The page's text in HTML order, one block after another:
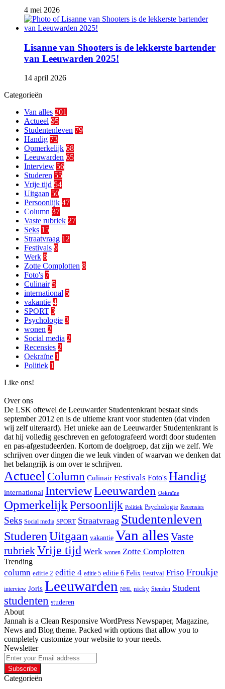
4 mei 2026
Lisanne van Shooters is de lekkerste bartender
van Leeuwarden 2025!
14 april 2026
Categorieën
Van alles 201
Actueel 95
Studentenleven 79
Handig 73
Opmerkelijk 68
Leeuwarden 65
Interview 56
Studeren 55
Vrije tijd 54
Uitgaan 50
Persoonlijk 47
Column 37
Vaste rubriek 27
Seks 15
Straatvraag 12
Festivals 9
Werk 8
Zotte Complotten 8
Foto's 7
Culinair 5
international 5
vakantie 4
SPORT 3
Psychologie 3
wonen 2
Social media 2
Recensies 2
Oekraïne 1
Politiek 1
Like ons!
Over ons
De LSK oftewel de Leeuwarder Studentenkrant bestaat sinds
september 2012 en is de ultieme krant voor studenten (dat vinden
wij zelf uiteraard). Het unieke aan de Leeuwarder Studentenkrant is
dat hij volledig geschreven en gefotografeerd wordt door studenten
en pas-afgestudeerden. Kortom de doelgroep, dat zijn we zelf. We
schrijven over dingen die we leuk vinden of waarvan we denken dat
het belangrijk is om over te schrijven.
Actueel Column Culinair Festivals Foto's Handig
international InterviewLeeuwarden Oekraïne
OpmerkelijkPersoonlijk Politiek Psychologie Recensies
Seks Social media SPORT Straatvraag Studentenleven
StuderenUitgaan vakantie Van allesVaste
rubriekVrije tijd Werk wonen Zotte Complotten
Trending
column editie 2 editie 4 editie 5 editie 6 Felix Festival Friso Froukje
interview Joris Leeuwarden NHL nicky Stenden Student
studenten studeren
About
Jannah is a Clean Responsive WordPress Newspaper, Magazine,
News and Blog theme. Packed with options that allow you to
completely customize your website to your needs.
Newsletter
Enter
your
Email
address
Categorieën